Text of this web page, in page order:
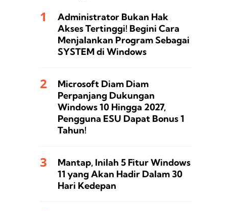
Administrator Bukan Hak
Akses Tertinggi! Begini Cara
Menjalankan Program Sebagai
SYSTEM di Windows
Microsoft Diam Diam
Perpanjang Dukungan
Windows 10 Hingga 2027,
Pengguna ESU Dapat Bonus 1
Tahun!
Mantap, Inilah 5 Fitur Windows
11 yang Akan Hadir Dalam 30
Hari Kedepan